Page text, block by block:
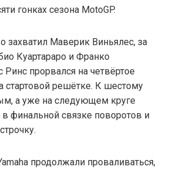
гонках сезона MotoGP.
захватил Маверик Виньялес, за
Куартараро и Франко
прорвался на четвёртое
стартовой решётке. К шестому
а уже на следующем круге
в финальной связке поворотов и
продолжали проваливаться,